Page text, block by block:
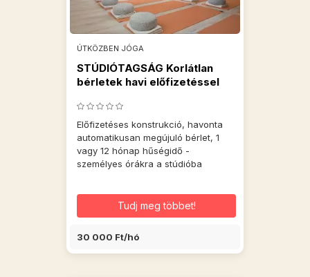
ÚTKÖZBEN JÓGA
STÚDIÓTAGSÁG Korlátlan
bérletek havi előfizetéssel
Előfizetéses konstrukció, havonta
automatikusan megújuló bérlet, 1
vagy 12 hónap hűségidő -
személyes órákra a stúdióba
Tudj meg többet!
30 000 Ft/hó